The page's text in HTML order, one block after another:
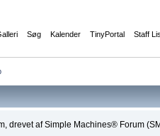
Søg Kalender TinyPortal Staff
drevet af Simple Machines® Forum